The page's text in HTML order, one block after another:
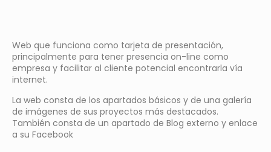
Web que funciona como tarjeta de presentación,
principalmente para tener presencia on-line como
empresa y facilitar al cliente potencial encontrarla vía
internet.
La web consta de los apartados básicos y de una galería
de imágenes de sus proyectos más destacados.
También consta de un apartado de Blog externo y enlace
a su Facebook